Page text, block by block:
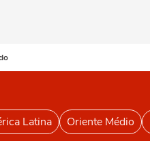
Latina Oriente Médio